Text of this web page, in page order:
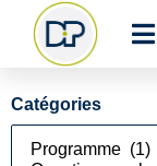
Catégories